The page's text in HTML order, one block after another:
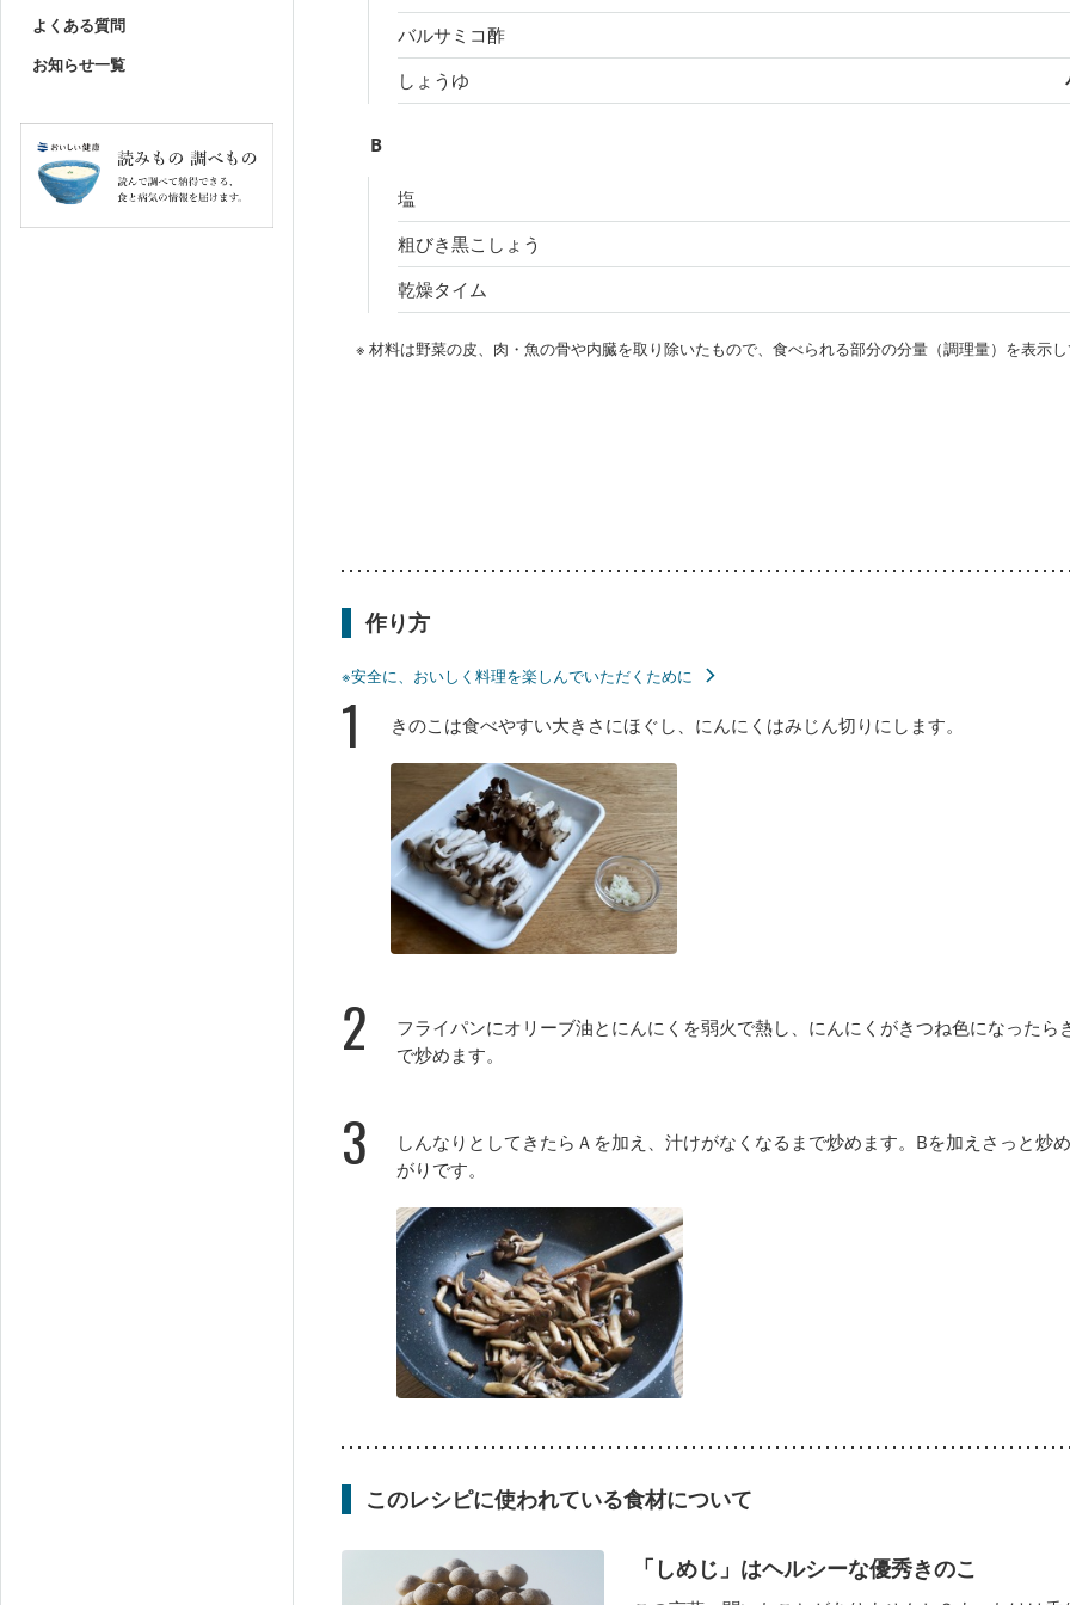
よくある質問
お知らせ一覧
バルサミコ酢
しょうゆ
B
塩
粗びき黒こしょう
乾燥タイム
※ 材料は野菜の皮、肉・魚の骨や内臓を取り除いたもので、食べられる部分の分量（調理量）を表示し
作り方
※安全に、おいしく料理を楽しんでいただくために
1 きのこは食べやすい大きさにほぐし、にんにくはみじん切りにします。
2
フライパンにオリーブ油とにんにくを弱火で熱し、にんにくがきつね色になったら
で炒めます。
3
しんなりとしてきたらＡを加え、汁けがなくなるまで炒めます。Bを加えさっと炒
がりです。
このレシピに使われている食材について
「しめじ」はヘルシーな優秀きのこ